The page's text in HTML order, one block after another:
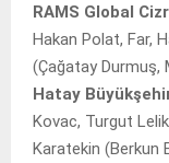
RAMS Global
Hakan Polat, Far,
(Çağatay Durmuş,
Hatay
Kovac, Turgut
Karatekin (Berkun